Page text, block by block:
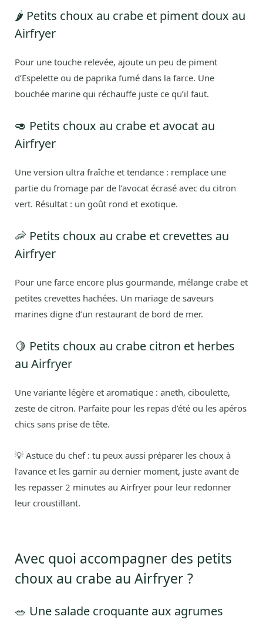
🌶️ Petits choux au crabe et piment doux au
Airfryer
Pour une touche relevée, ajoute un peu de piment
d’Espelette ou de paprika fumé dans la farce. Une
bouchée marine qui réchauffe juste ce qu’il faut.
🥑 Petits choux au crabe et avocat au
Airfryer
Une version ultra fraîche et tendance : remplace une
partie du fromage par de l’avocat écrasé avec du citron
vert. Résultat : un goût rond et exotique.
🦐 Petits choux au crabe et crevettes au
Airfryer
Pour une farce encore plus gourmande, mélange crabe et
petites crevettes hachées. Un mariage de saveurs
marines digne d’un restaurant de bord de mer.
🍋 Petits choux au crabe citron et herbes
au Airfryer
Une variante légère et aromatique : aneth, ciboulette,
zeste de citron. Parfaite pour les repas d’été ou les apéros
chics sans prise de tête.
💡 Astuce du chef : tu peux aussi préparer les choux à
l’avance et les garnir au dernier moment, juste avant de
les repasser 2 minutes au Airfryer pour leur redonner
leur croustillant.
Avec quoi accompagner des petits
choux au crabe au Airfryer ?
🥗 Une salade croquante aux agrumes